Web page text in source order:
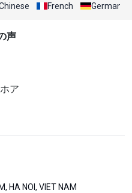
French German
声
ア
HA NOI, VIET NAM